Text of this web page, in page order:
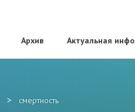
Архив Актуальная
> смертность